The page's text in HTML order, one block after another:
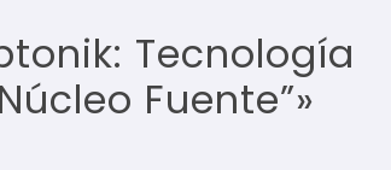
Tecnología
Fuente”»